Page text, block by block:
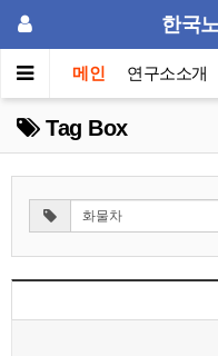
한국
메인 연구소소개
Tag Box